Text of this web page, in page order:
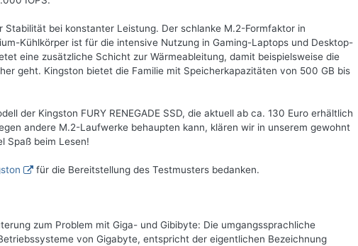
Stabilität bei konstanter Leistung. Der schlanke M.2-Formfaktor in
Kühlkörper ist für die intensive Nutzung in Gaming-Laptops und Desktop-
eine zusätzliche Schicht zur Wärmeableitung, damit beispielsweise die
geht. Kingston bietet die Familie mit Speicherkapazitäten von 500 GB bis
der Kingston FURY RENEGADE SSD, die aktuell ab ca. 130 Euro erhältlich
andere M.2-Laufwerke behaupten kann, klären wir in unserem gewohnt
Spaß beim Lesen!
für die Bereitstellung des Testmusters bedanken.
zum Problem mit Giga- und Gibibyte: Die umgangssprachliche
von Gigabyte, entspricht der eigentlichen Bezeichnung